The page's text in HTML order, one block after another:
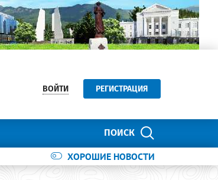
ВОЙТИ РЕГИСТРАЦИЯ
ПОИСК
ХОРОШИЕ НОВОСТИ